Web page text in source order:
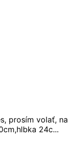
prosím volať, na
24c...